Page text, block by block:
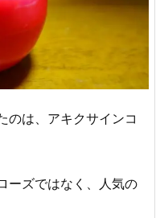
のは、アキクサインコ
ーズではなく、人気の